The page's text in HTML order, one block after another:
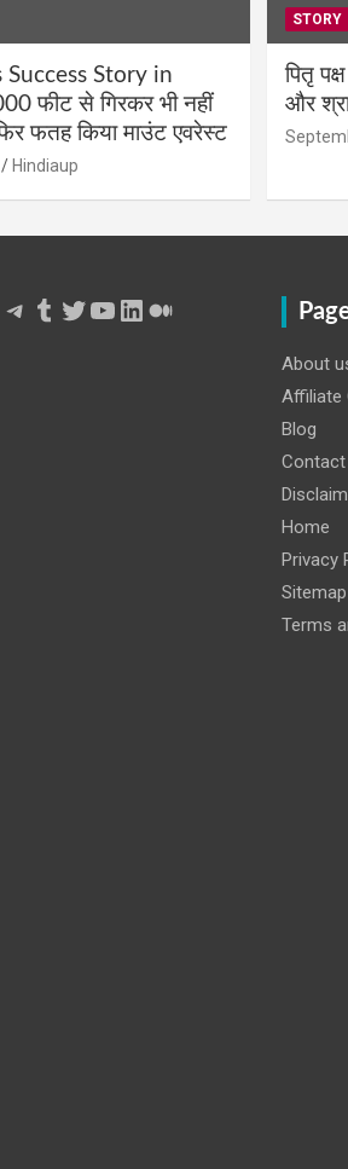
Success Story in
फीट से गिरकर भी नहीं
फतह किया माउंट एवरेस्ट
Hindiaup
STORY
पितृ
और
Telegram
Tumblr
Twitter
YouTube
LinkedIn
Medium
About
Affiliate
Blog
Contact
Home
Privacy
Sitemap
Terms